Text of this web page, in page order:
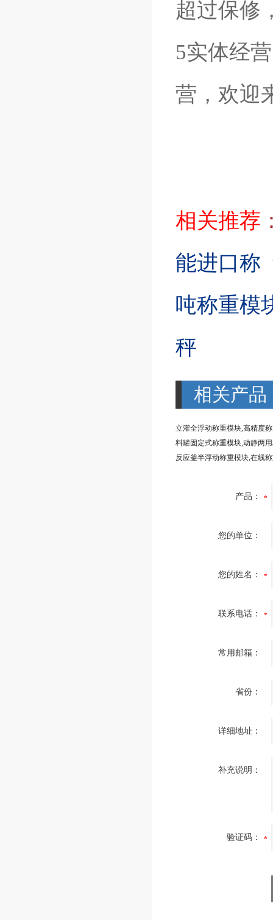
超过保修
5实体经
营，欢迎
相关推荐
能进口称
吨称重模
秤
相关产品
立灌全浮动称重模块,高精度
反应釜半浮动称重模块,在线
产品：
您的单位：
您的姓名：
联系电话：
常用邮箱：
省份：
详细地址：
补充说明：
验证码：